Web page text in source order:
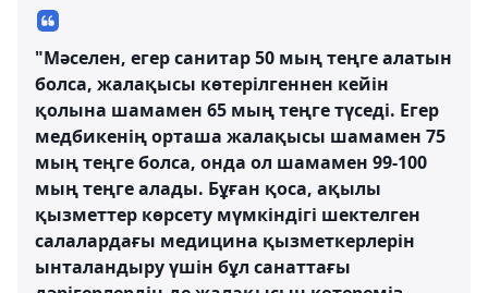
"Мәселен, егер санитар 50 мың теңге алатын
болса, жалақысы көтерілгеннен кейін
қолына шамамен 65 мың теңге түседі. Егер
медбикенің орташа жалақысы шамамен 75
мың теңге болса, онда ол шамамен 99-100
мың теңге алады. Бұған қоса, ақылы
қызметтер көрсету мүмкіндігі шектелген
салалардағы медицина қызметкерлерін
ынталандыру үшін бұл санаттағы